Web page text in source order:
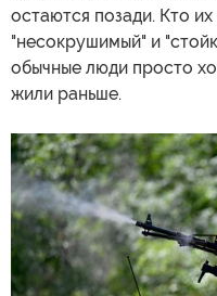
остаются позади. Кто
"несокрушимый" и
обычные люди просто
жили раньше.